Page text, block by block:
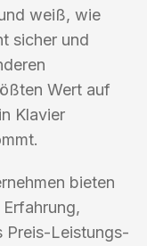
weiß, wie
sicher und
Wert auf
Klavier
bieten
Preis-Leistungs-